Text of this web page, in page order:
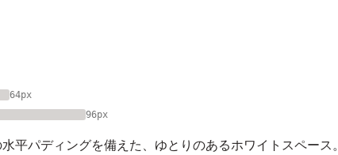
64px
96px
平パディングを備えた、ゆとりのあるホワイトスペース。